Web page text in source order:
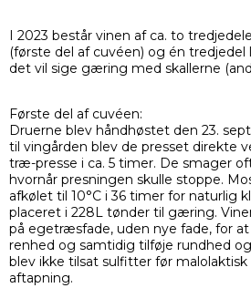
I 2023 består vinen af ca. to
(første del af cuvéen) og én
det vil sige gæring med skallerne
Første del af cuvéen:
Druerne blev håndhøstet den 23.
til vingården blev de presset direkte
træ-presse i ca. 5 timer. De smager
hvornår presningen skulle stoppe.
afkølet til 10°C i 36 timer for naturlig
placeret i 228L tønder til gæring.
på egetræsfade, uden nye fade, for
renhed og samtidig tilføje rundhed
blev ikke tilsat sulfitter før
aftapning.